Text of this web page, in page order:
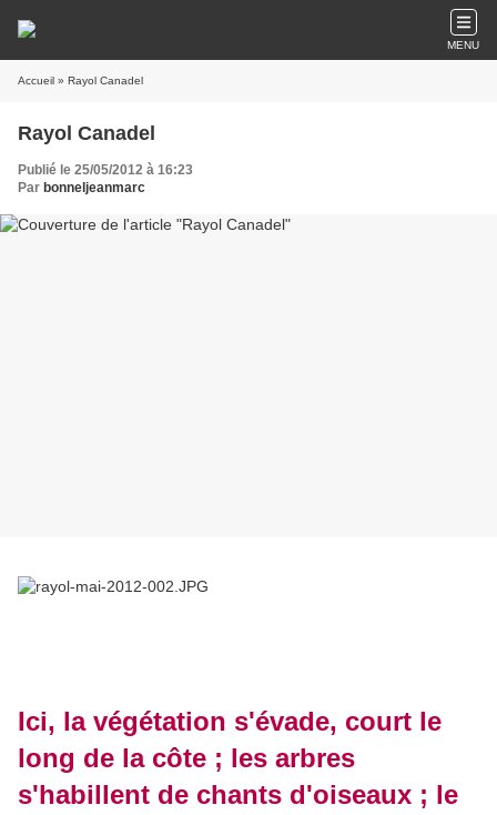
MENU
Accueil » Rayol Canadel
Rayol Canadel
Publié le 25/05/2012 à 16:23
Par bonneljeanmarc
Ici, la végétation s'évade, court le
long de la côte ; les arbres
s'habillent de chants d'oiseaux ; le